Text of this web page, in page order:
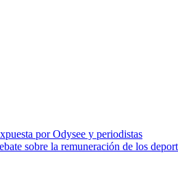
por Odysee y periodistas
sobre la remuneración de los